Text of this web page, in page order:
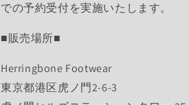
での予約受付を実施いたします。
■販売場所■
Herringbone Footwear
東京都港区虎ノ門2-6-3